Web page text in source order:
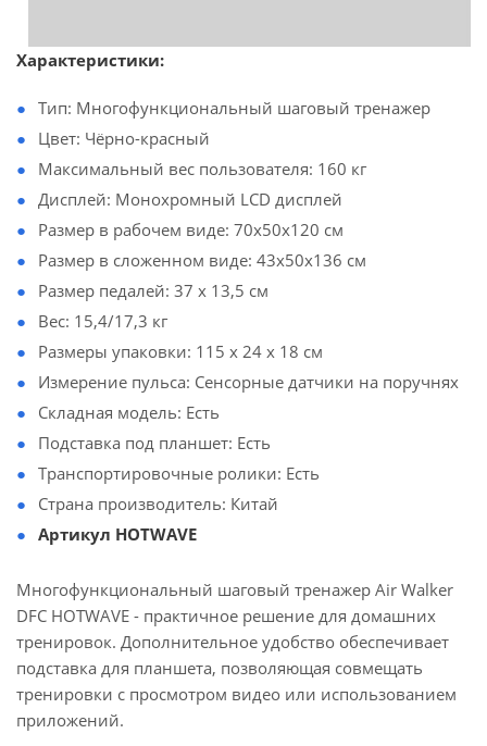
Характеристики:
Тип: Многофункциональный шаговый тренажер
Цвет: Чёрно-красный
Максимальный вес пользователя: 160 кг
Дисплей: Монохромный LCD дисплей
Размер в рабочем виде: 70x50x120 см
Размер в сложенном виде: 43x50x136 см
Размер педалей: 37 x 13,5 см
Вес: 15,4/17,3 кг
Размеры упаковки: 115 х 24 х 18 см
Измерение пульса: Сенсорные датчики на поручнях
Складная модель: Есть
Подставка под планшет: Есть
Транспортировочные ролики: Есть
Страна производитель: Китай
Артикул HOTWAVE
Многофункциональный шаговый тренажер Air Walker
DFC HOTWAVE - практичное решение для домашних
тренировок. Дополнительное удобство обеспечивает
подставка для планшета, позволяющая совмещать
тренировки с просмотром видео или использованием
приложений.